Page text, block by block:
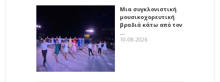
Μια συγκλονιστική
μουσικοχορευτική
βραδιά κάτω από τον
…
10-08-2026